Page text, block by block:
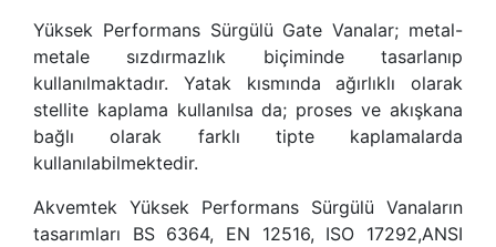
Yüksek Performans Sürgülü Gate Vanalar; metal-
metale sızdırmazlık biçiminde tasarlanıp
kullanılmaktadır. Yatak kısmında ağırlıklı olarak
stellite kaplama kullanılsa da; proses ve akışkana
bağlı olarak farklı tipte kaplamalarda
kullanılabilmektedir.
Akvemtek Yüksek Performans Sürgülü Vanaların
tasarımları BS 6364, EN 12516, ISO 17292,ANSI